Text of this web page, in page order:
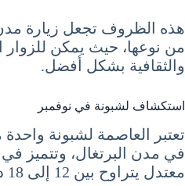
هذه الظروف تجعل زيارة مدن
من نوعها، حيث يمكن للزوار
والثقافية بشكل أفضل.
استكشاف لشبونة في نوفمبر
تعتبر العاصمة لشبونة
في مدن البرتغال، وتتميز
معتدل يتراوح بين 12 إلى 18 درجة مئوية.